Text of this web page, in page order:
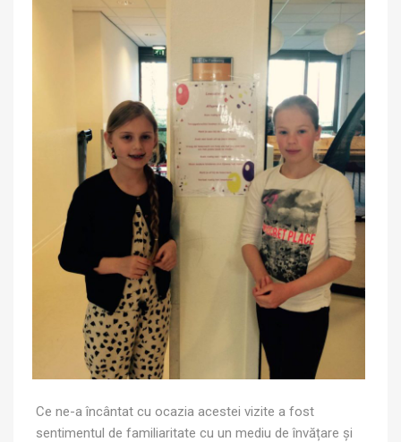
Ce ne-a încântat cu ocazia acestei vizite a fost
sentimentul de familiaritate cu un mediu de învățare și